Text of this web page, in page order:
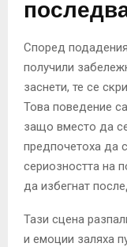
Според
получили
заснети, те се
Това поведение
защо вместо да
предпочетоха да
сериозността на
да избегнат
Тази сцена
и емоции заляха